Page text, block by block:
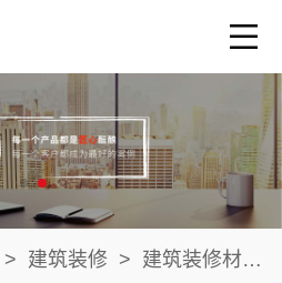
> 建筑装修 > 建筑装修材料